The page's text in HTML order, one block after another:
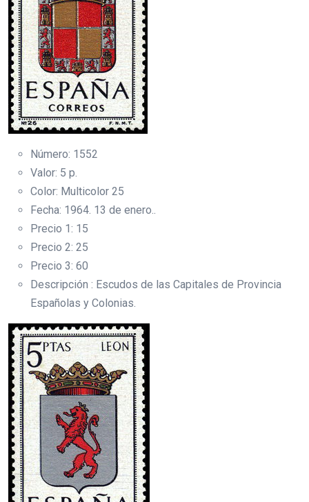
Número: 1552
Valor: 5 p.
Color: Multicolor 25
Fecha: 1964. 13 de enero..
Precio 1: 15
Precio 2: 25
Precio 3: 60
Descripción : Escudos de las Capitales de Provincia
Españolas y Colonias.